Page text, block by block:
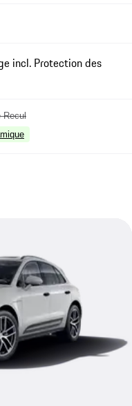
incl. Protection des
Recul